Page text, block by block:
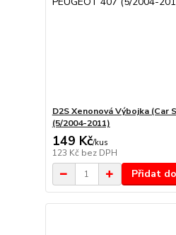
D2S Xenonová Výbojka (Car
(5/2004-2011)
149 Kč/kus
123 Kč bez DPH
Přidat